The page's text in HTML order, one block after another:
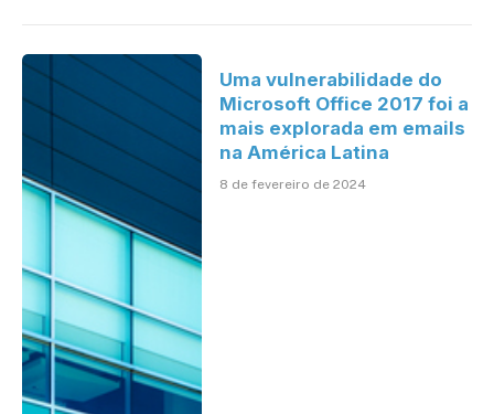
Uma vulnerabilidade do
Microsoft Office 2017 foi a
mais explorada em emails
na América Latina
8 de fevereiro de 2024